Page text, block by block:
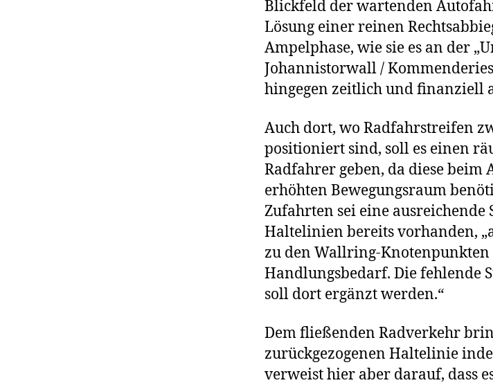
Blickfeld der wartenden
Lösung einer reinen
Ampelphase, wie sie es an der
Johannistorwall /
hingegen zeitlich und finanziell
Auch dort, wo Radfahrstreifen
positioniert sind, soll es einen
Radfahrer geben, da diese
erhöhten Bewegungsraum
Zufahrten sei eine ausreichende
Haltelinien bereits vorhanden,
zu den Wallring-Knotenpunkten
Handlungsbedarf. Die fehlende
soll dort ergänzt werden.“
Dem fließenden Radverkehr
zurückgezogenen Haltelinie
verweist hier aber darauf, dass